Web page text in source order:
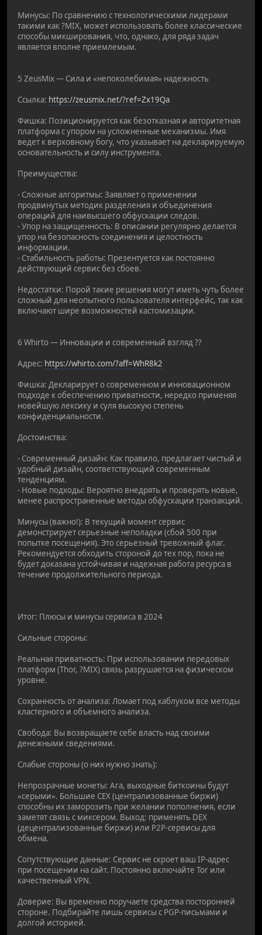
Минусы: По сравнению с технологическими лидерами
такими как ?MIX, может использовать более классические
способы микширования, что, однако, для ряда задач
является вполне приемлемым.
5 ZeusMix — Сила и «непоколебимая» надежность
Ссылка: https://zeusmix.net/?ref=Zx19Qa
Фишка: Позиционируется как безотказная и авторитетная
платформа с упором на усложненные механизмы. Имя
ведет к верховному богу, что указывает на декларируемую
основательность и силу инструмента.
Преимущества:
- Сложные алгоритмы: Заявляет о применении
продвинутых методик разделения и объединения
операций для наивысшего обфускации следов.
- Упор на защищенность: В описании регулярно делается
упор на безопасность соединения и целостность
информации.
- Стабильность работы: Презентуется как постоянно
действующий сервис без сбоев.
Недостатки: Порой такие решения могут иметь чуть более
сложный для неопытного пользователя интерфейс, так как
включают шире возможностей кастомизации.
6 Whirto — Инновации и современный взгляд ??
Адрес: https://whirto.com/?aff=WhR8k2
Фишка: Декларирует о современном и инновационном
подходе к обеспечению приватности, нередко применяя
новейшую лексику и суля высокую степень
конфиденциальности.
Достоинства:
- Современный дизайн: Как правило, предлагает чистый и
удобный дизайн, соответствующий современным
тенденциям.
- Новые подходы: Вероятно внедрять и проверять новые,
менее распространенные методы обфускации транзакций.
Минусы (важно!): В текущий момент сервис
демонстрирует серьезные неполадки (сбой 500 при
попытке посещения). Это серьезный тревожный флаг.
Рекомендуется обходить стороной до тех пор, пока не
будет доказана устойчивая и надежная работа ресурса в
течение продолжительного периода.
Итог: Плюсы и минусы сервиса в 2024
Сильные стороны:
Реальная приватность: При использовании передовых
платформ (Thor, ?MIX) связь разрушается на физическом
уровне.
Сохранность от анализа: Ломает под каблуком все методы
кластерного и объемного анализа.
Свобода: Вы возвращаете себе власть над своими
денежными сведениями.
Слабые стороны (о них нужно знать):
Непрозрачные монеты: Ага, выходные биткоины будут
«серыми». Большие CEX (централизованные биржи)
способны их заморозить при желании пополнения, если
заметят связь с миксером. Выход: применять DEX
(децентрализованные биржи) или P2P-сервисы для
обмена.
Сопутствующие данные: Сервис не скроет ваш IP-адрес
при посещении на сайт. Постоянно включайте Tor или
качественный VPN.
Доверие: Вы временно поручаете средства посторонней
стороне. Подбирайте лишь сервисы с PGP-письмами и
долгой историей.